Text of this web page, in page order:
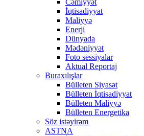
Cəmiyyət
İqtisadiyyat
Maliyyə
Enerji
Dünyada
Mədəniyyət
Foto sessiyalar
Aktual Reportaj
Buraxılışlar
Bülleten Siyasət
Bülleten İqtisadiyyat
Bülleten Maliyyə
Bülleten Energetika
Söz istəyirəm
ASTNA